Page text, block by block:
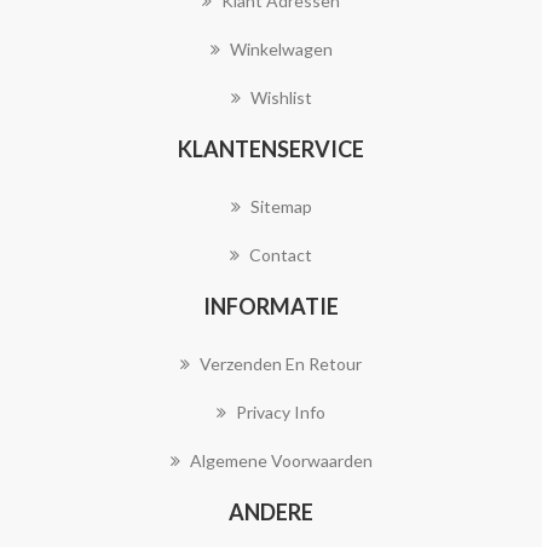
Winkelwagen
Wishlist
KLANTENSERVICE
Sitemap
Contact
INFORMATIE
Verzenden En Retour
Privacy Info
Algemene Voorwaarden
ANDERE